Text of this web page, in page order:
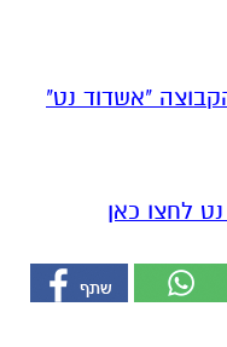
"אשדוד נט"
לחצו כאן